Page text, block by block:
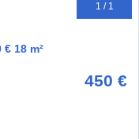
1 / 1
18 m²
450 €